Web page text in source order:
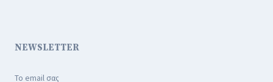
NEWSLETTER
Το email σας